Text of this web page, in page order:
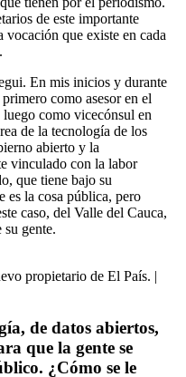
de este importante
que existe en cada
En mis inicios y durante
como asesor en el
como vicecónsul en
de la tecnología de los
abierto y la
vinculado con la labor
que tiene bajo su
es la cosa pública, pero
caso, del Valle del Cauca,
su gente.
propietario de El País. |
de datos abiertos,
que la gente se
¿Cómo se le